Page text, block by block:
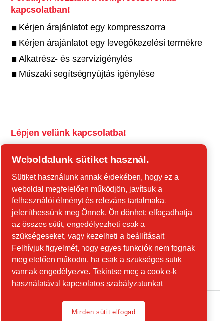
kapcsolatban!
Kérjen árajánlatot egy kompresszorra
Kérjen árajánlatot egy levegőkezelési termékre
Alkatrész- és szervizigénylés
Műszaki segítségnyújtás igénylése
Lépjen velünk kapcsolatba!
Forduljon hozzánk az építőipari
berendezésekkel és a mobil energiaellátási
berendezésekkel kapcsolatban!
power-technique.cp.hu
Linkedin
YouTube
Weboldalunk sütiket használ.
Sütiket használunk annak érdekében, hogy ez a
weboldal megfelelően működjön, javítsuk a
felhasználói élményt és releváns tartalmakat
jeleníthessünk meg Önnek. Ön dönhet: elfogadhatja
az összes sütit, engedélyezheti csak a
szükségeseket, vagy kezelheti a beállításait.
Felhívjuk figyelmét, hogy egyes funkciók nem fognak
megfelelően működni, ha csak a szükséges sütik
vannak engedélyezve. Tekintse meg a cookie-k
használatával kapcsolatos szabályzatunkat
Minden sütit elfogad